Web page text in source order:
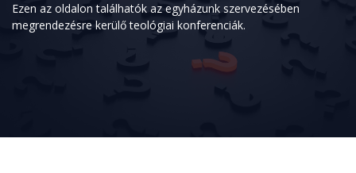
Ezen az oldalon találhatók az egyházunk szervezésében
megrendezésre kerülő teológiai konferenciák.